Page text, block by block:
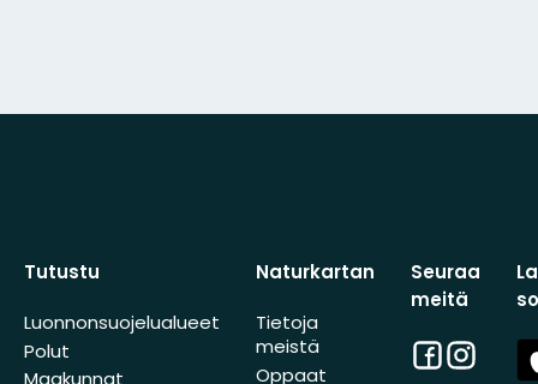
Tutustu
Luonnonsuojelualueet
Polut
Naturkartan
Tietoja
meistä
Oppaat
Seuraa
meitä
Facebook